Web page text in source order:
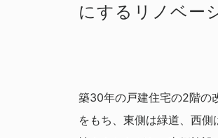
にするリノベー
築30年の戸建住宅の2階の
をもち、東側は緑道、西